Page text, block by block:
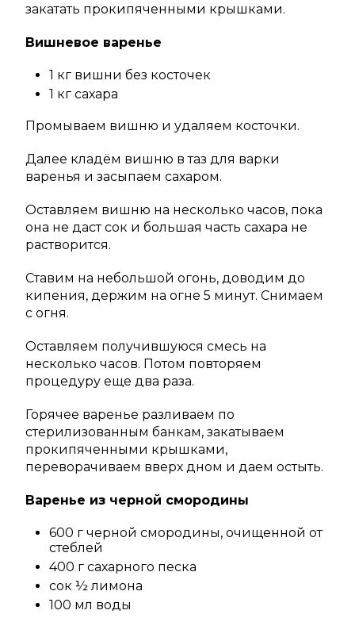
закатать прокипяченными крышками.
Вишневое варенье
1 кг вишни без косточек
1 кг сахара
Промываем вишню и удаляем косточки.
Далее кладём вишню в таз для варки
варенья и засыпаем сахаром.
Оставляем вишню на несколько часов, пока
она не даст сок и большая часть сахара не
растворится.
Ставим на небольшой огонь, доводим до
кипения, держим на огне 5 минут. Снимаем
с огня.
Оставляем получившуюся смесь на
несколько часов. Потом повторяем
процедуру еще два раза.
Горячее варенье разливаем по
стерилизованным банкам, закатываем
прокипяченными крышками,
переворачиваем вверх дном и даем остыть.
Варенье из черной смородины
600 г черной смородины, очищенной от
стеблей
400 г сахарного песка
сок ½ лимона
100 мл воды